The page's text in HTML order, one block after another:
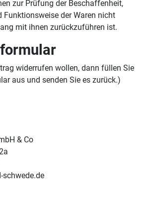
zur Prüfung der Beschaffenheit,
Funktionsweise der Waren nicht
mit ihnen zurückzuführen ist.
widerrufen wollen, dann füllen Sie
aus und senden Sie es zurück.)
& Co
schwede.de